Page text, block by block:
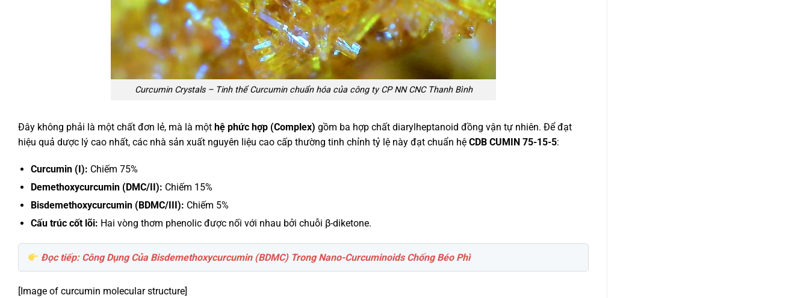
Curcumin Crystals – Tinh thể Curcumin chuẩn hóa của công ty CP NN CNC Thanh Bình
Đây không phải là một chất đơn lẻ, mà là một hệ phức hợp (Complex) gồm ba hợp chất diarylheptanoid đồng vận tự nhiên. Để đạt
hiệu quả dược lý cao nhất, các nhà sản xuất nguyên liệu cao cấp thường tinh chỉnh tỷ lệ này đạt chuẩn hệ CDB CUMIN 75-15-5:
Curcumin (I): Chiếm 75%
Demethoxycurcumin (DMC/II): Chiếm 15%
Bisdemethoxycurcumin (BDMC/III): Chiếm 5%
Cấu trúc cốt lõi: Hai vòng thơm phenolic được nối với nhau bởi chuỗi β-diketone.
Đọc tiếp: Công Dụng Của Bisdemethoxycurcumin (BDMC) Trong Nano-Curcuminoids Chống Béo Phì
[Image of curcumin molecular structure]